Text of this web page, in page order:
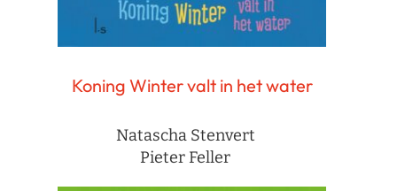
Koning Winter valt in het water
Natascha Stenvert
Pieter Feller